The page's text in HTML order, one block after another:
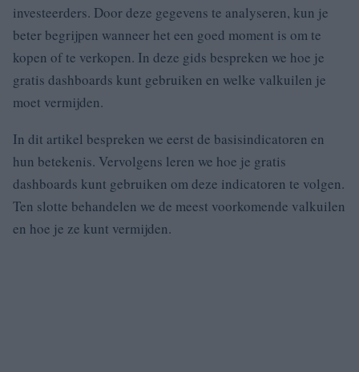
investeerders. Door deze gegevens te analyseren, kun je
beter begrijpen wanneer het een goed moment is om te
kopen of te verkopen. In deze gids bespreken we hoe je
gratis dashboards kunt gebruiken en welke valkuilen je
moet vermijden.
In dit artikel bespreken we eerst de basisindicatoren en
hun betekenis. Vervolgens leren we hoe je gratis
dashboards kunt gebruiken om deze indicatoren te volgen.
Ten slotte behandelen we de meest voorkomende valkuilen
en hoe je ze kunt vermijden.